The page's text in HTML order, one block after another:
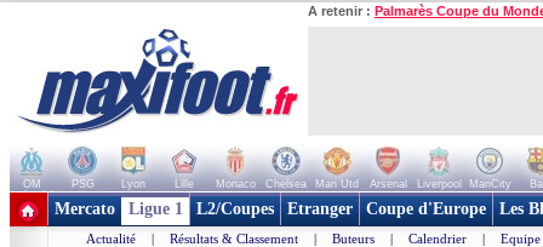
A retenir : Palmarès Coupe du
OM PSG Lyon Lille Monaco Chelsea Man Utd Arsenal Liverpool ManCity
+ de clubs
Mercato Ligue 1 L2/Coupes Etranger Coupe d'Europe Les
Actualité | Résultats & Classement | Buteurs | Calendrier | Equipe